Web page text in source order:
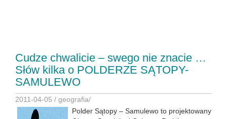
Cudze chwalicie – swego nie znacie …
Słów kilka o POLDERZE SĄTOPY-
SAMULEWO
2011-04-05 / geografia/
Polder Sątopy – Samulewo to projektowany